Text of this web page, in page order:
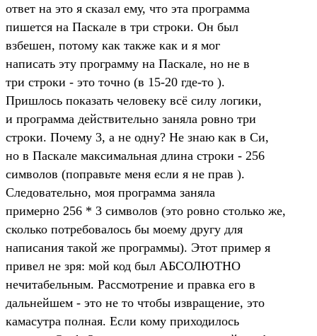
ответ на это я сказал ему, что эта программа
пишется на Паскале в три строки. Он был
взбешен, потому как также как и я мог
написать эту программу на Паскале, но не в
три строки - это точно (в 15-20 где-то ).
Пришлось показать человеку всё силу логики,
и программа действительно заняла ровно три
строки. Почему 3, а не одну? Не знаю как в Си,
но в Паскале максимальная длина строки - 256
символов (поправьте меня если я не прав ).
Следовательно, моя программа заняла
примерно 256 * 3 символов (это ровно столько же,
сколько потребовалось бы моему другу для
написания такой же программы). Этот пример я
привел не зря: мой код был АБСОЛЮТНО
нечитабельным. Рассмотрение и правка его в
дальнейшем - это не то чтобы извращение, это
камасутра полная. Если кому приходилось